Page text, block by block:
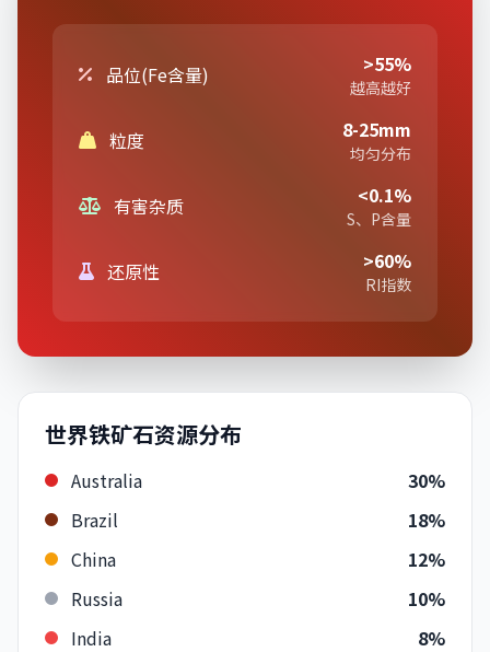
品位(Fe含量) >55%
越高越好
粒度 8-25mm
均匀分布
有害杂质 <0.1%
S、P含量
还原性 >60%
RI指数
世界铁矿石资源分布
Australia
30%
Brazil
18%
China
12%
Russia
10%
India
8%